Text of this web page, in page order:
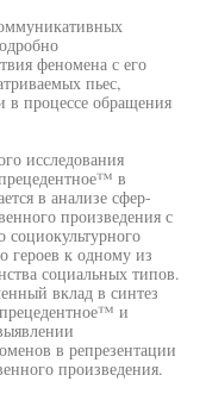
феномена с его
пьес,
в процессе обращения
исследования
в
в анализе сфер-
произведения с
социокультурного
героев к одному из
социальных типов.
вклад в синтез
и
в репрезентации
произведения.